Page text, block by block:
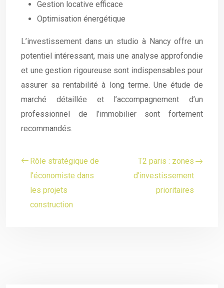
Gestion locative efficace
Optimisation énergétique
L’investissement dans un studio à Nancy offre un
potentiel intéressant, mais une analyse approfondie
et une gestion rigoureuse sont indispensables pour
assurer sa rentabilité à long terme. Une étude de
marché détaillée et l’accompagnement d’un
professionnel de l’immobilier sont fortement
recommandés.
Rôle stratégique de
l’économiste dans
les projets
construction
T2 paris : zones
d’investissement
prioritaires